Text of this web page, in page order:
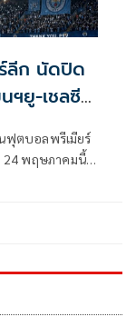
ลีก นัดปิด
ฯยู-เชลซี-
ฟุตบอลพรีเมียร์
พฤษภาคมนี้
ลายสนามซึ่งยัง
สดครบทุกคู่ทาง